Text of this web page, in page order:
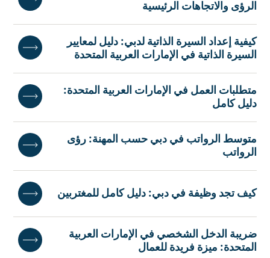
الرؤى والاتجاهات الرئيسية
كيفية إعداد السيرة الذاتية لدبي: دليل لمعايير
السيرة الذاتية في الإمارات العربية المتحدة
متطلبات العمل في الإمارات العربية المتحدة:
دليل كامل
متوسط الرواتب في دبي حسب المهنة: رؤى
الرواتب
كيف تجد وظيفة في دبي: دليل كامل للمغتربين
ضريبة الدخل الشخصي في الإمارات العربية
المتحدة: ميزة فريدة للعمال